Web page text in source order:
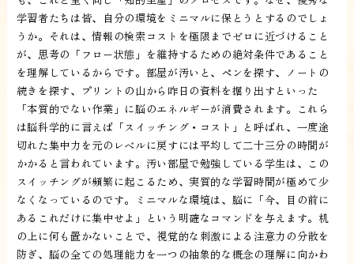
学習者たちは皆、自分の環境をミニマルに保とうとするのでしょ
うか。それは、情報の検索コストを極限までゼロに近づけること
が、思考の「フロー状態」を維持するための絶対条件であること
を理解しているからです。部屋が汚いと、ペンを探す、ノートの
続きを探す、プリントの山から昨日の資料を掘り出すといった
「本質的でない作業」に脳のエネルギーが消費されます。これら
は脳科学的に言えば「スイッチング・コスト」と呼ばれ、一度途
切れた集中力を元のレベルに戻すには平均して二十三分の時間が
かかると言われています。汚い部屋で勉強している学生は、この
スイッチングが頻繁に起こるため、実質的な学習時間が極めて少
なくなっているのです。ミニマルな環境は、脳に「今、目の前に
あるこれだけに集中せよ」という明確なコマンドを与えます。机
の上に何も置かないことで、視覚的な刺激による注意力の分散を
防ぎ、脳の全ての処理能力を一つの抽象的な概念の理解に向かわ